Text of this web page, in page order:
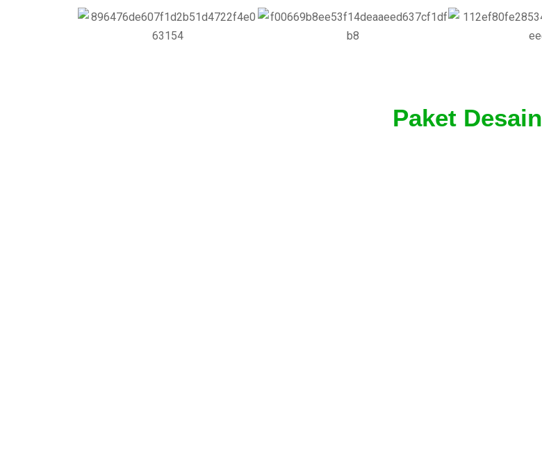
Paket Desain